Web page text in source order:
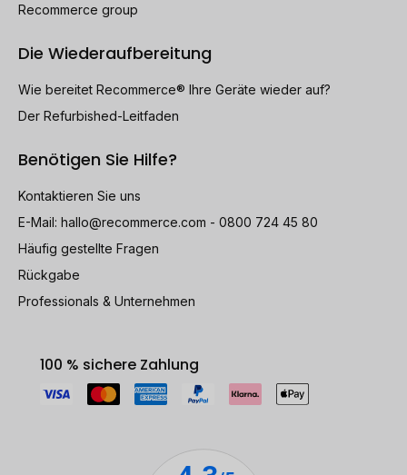
Recommerce group
Die Wiederaufbereitung
Wie bereitet Recommerce® Ihre Geräte wieder auf?
Der Refurbished-Leitfaden
Benötigen Sie Hilfe?
Kontaktieren Sie uns
E-Mail: hallo@recommerce.com - 0800 724 45 80
Häufig gestellte Fragen
Rückgabe
Professionals & Unternehmen
100 % sichere Zahlung